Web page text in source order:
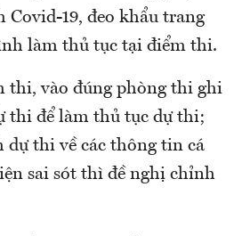
Covid-19, đeo khẩu trang
làm thủ tục tại điểm thi.
vào đúng phòng thi ghi
thi để làm thủ tục dự thi;
dự thi về các thông tin cá
sai sót thì đề nghị chỉnh